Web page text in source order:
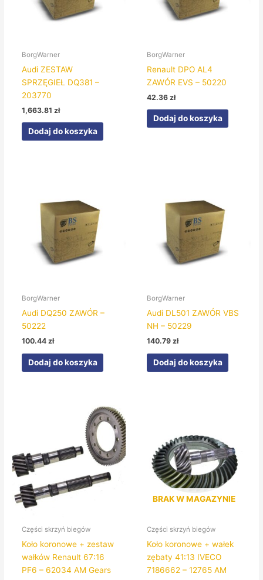
BorgWarner
Audi ZESTAW
SPRZĘGIEŁ DQ381 –
203770
1,663.81zł
Dodaj do koszyka
BorgWarner
Renault DPO AL4
ZAWÓR EVS – 50220
42.36zł
Dodaj do koszyka
BorgWarner
Audi DQ250 ZAWÓR –
50222
100.44zł
Dodaj do koszyka
BorgWarner
Audi DL501 ZAWÓR VBS
NH – 50229
140.79zł
Dodaj do koszyka
Części skrzyń biegów
Koło koronowe + zestaw
wałków Renault 67:16
PF6 – 62034 AM Gears
BRAK W MAGAZYNIE
Części skrzyń biegów
Koło koronowe + wałek
zębaty 41:13 IVECO
7186662 – 12765 AM